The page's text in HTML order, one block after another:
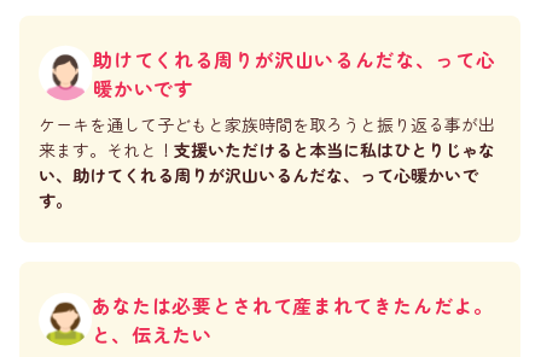
助けてくれる周りが沢山いるんだな、って心
暖かいです
ケーキを通して子どもと家族時間を取ろうと振り返る事が出
来ます。それと！ 支援いただけると本当に私はひとりじゃな
い、助けてくれる周りが沢山いるんだな、って心暖かいで
す。
あなたは必要とされて産まれてきたんだよ。
と、伝えたい